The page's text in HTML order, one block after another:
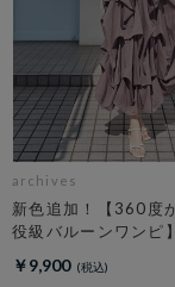
archives
新色追加！【360度
役級バルーンワンピ
ース
￥9,900